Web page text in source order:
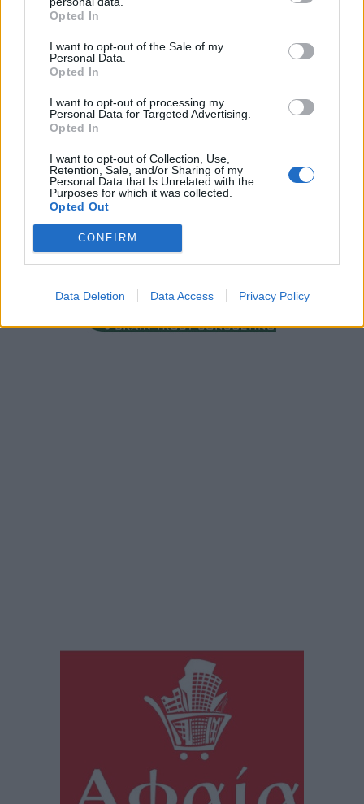
Opted In
I want to opt-out of the Sale of my
Personal Data.
Opted In
I want to opt-out of processing my
Personal Data for Targeted Advertising.
Opted In
I want to opt-out of Collection, Use,
Retention, Sale, and/or Sharing of my
Personal Data that Is Unrelated with the
Purposes for which it was collected.
Opted Out
CONFIRM
Data Deletion Data Access Privacy Policy